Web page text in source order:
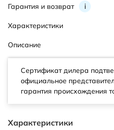
Гарантия и возврат i
Характеристики
Описание
Сертификат дилера
официальное
гарантия происхождения
Характеристики